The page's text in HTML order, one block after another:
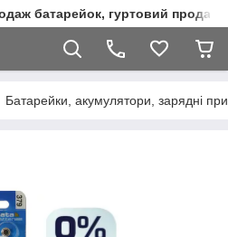
батарейок, гуртовий продаж
Батарейки, акумулятори, зарядні